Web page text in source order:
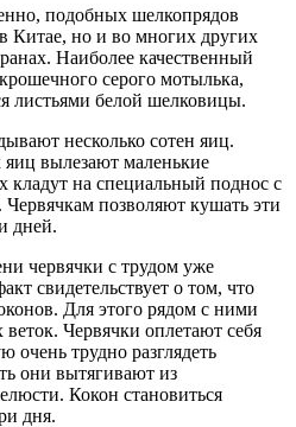
подобных шелкопрядов
Китае, но и во многих других
Наиболее качественный
серого мотылька,
листьями белой шелковицы.
несколько сотен яиц.
вылезают маленькие
кладут на специальный поднос с
Червячкам позволяют кушать эти
дней.
червячки с трудом уже
свидетельствует о том, что
Для этого рядом с ними
веток. Червячки оплетают себя
очень трудно разглядеть
они вытягивают из
Кокон становиться
дня.